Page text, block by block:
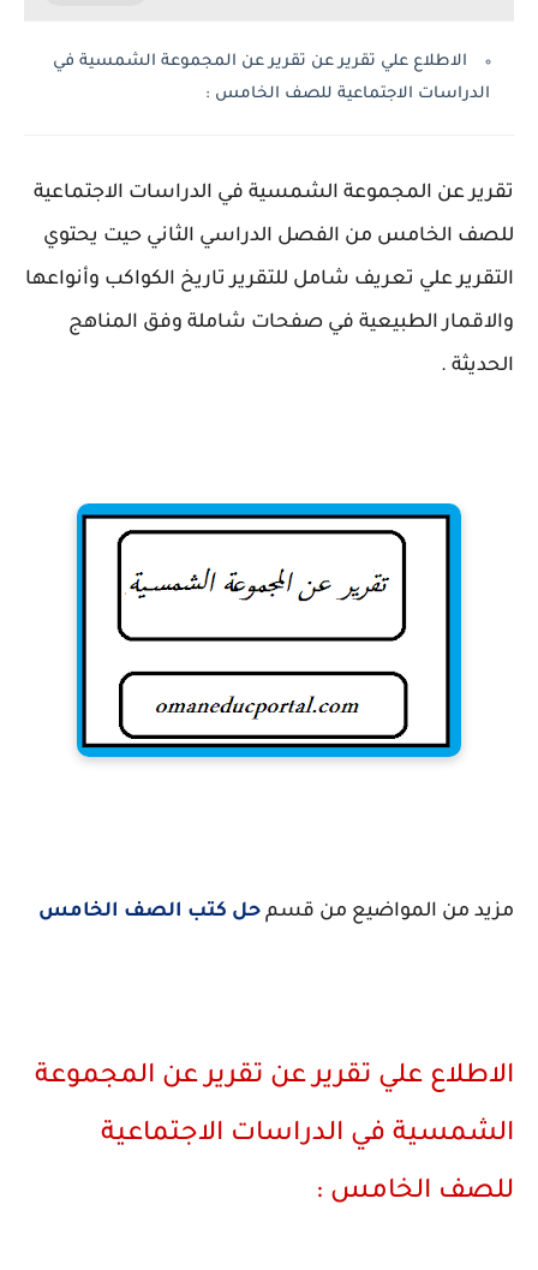
الاطلاع علي تقرير عن تقرير عن المجموعة الشمسية في
الدراسات الاجتماعية للصف الخامس :
تقرير عن المجموعة الشمسية في الدراسات الاجتماعية
للصف الخامس من الفصل الدراسي الثاني حيت يحتوي
التقرير علي تعريف شامل للتقرير تاريخ الكواكب وأنواعها
والاقمار الطبيعية في صفحات شاملة وفق المناهج
الحديثة .
مزيد من المواضيع من قسم حل كتب الصف الخامس
الاطلاع علي تقرير عن تقرير عن المجموعة
الشمسية في الدراسات الاجتماعية
للصف الخامس :